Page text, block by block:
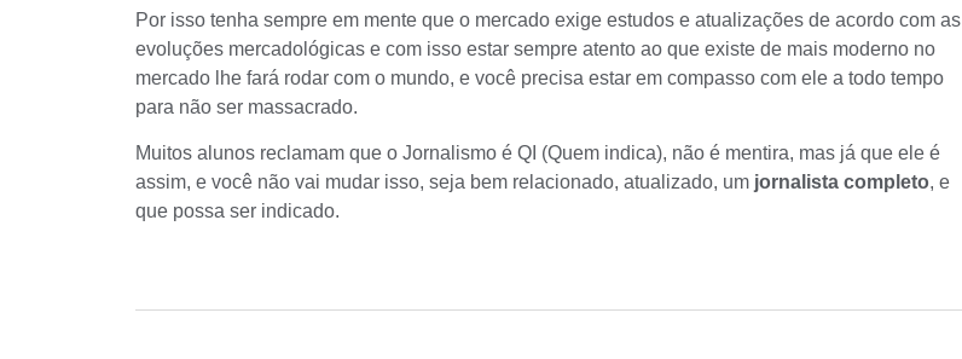
Por isso tenha sempre em mente que o mercado exige estudos e atualizações de acordo com as
evoluções mercadológicas e com isso estar sempre atento ao que existe de mais moderno no
mercado lhe fará rodar com o mundo, e você precisa estar em compasso com ele a todo tempo
para não ser massacrado.
Muitos alunos reclamam que o Jornalismo é QI (Quem indica), não é mentira, mas já que ele é
assim, e você não vai mudar isso, seja bem relacionado, atualizado, um jornalista completo, e
que possa ser indicado.